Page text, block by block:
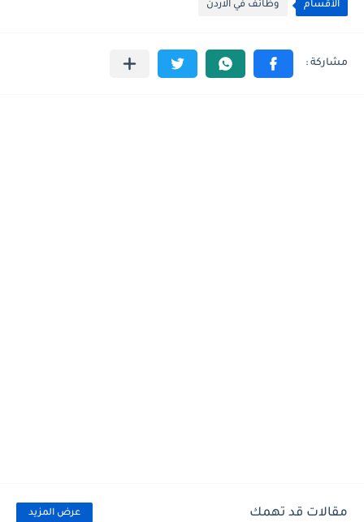
الأقسام وظائف في الاردن
مقالات قد تهمك عرض المزيد